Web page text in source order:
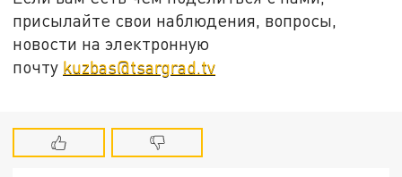
присылайте свои наблюдения, вопросы,
новости на электронную
почту kuzbas@tsargrad.tv